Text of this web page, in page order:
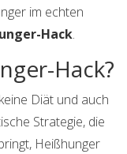
im echten
Hack.
Hack?
Diät und auch
Strategie, die
Heißhunger